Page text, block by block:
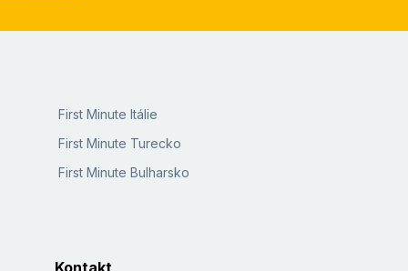
First Minute Itálie
First Minute Turecko
First Minute Bulharsko